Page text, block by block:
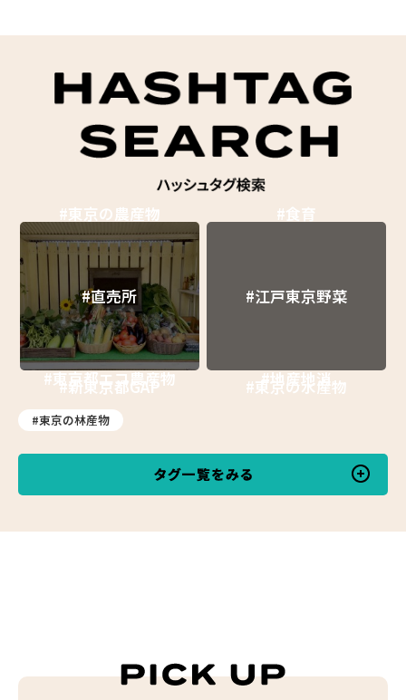
#東京の農産物 #食育
#直売所 #江戸東京野菜
#東京都エコ農産物 #地産地消
#新東京都GAP #東京の水産物
#東京の林産物